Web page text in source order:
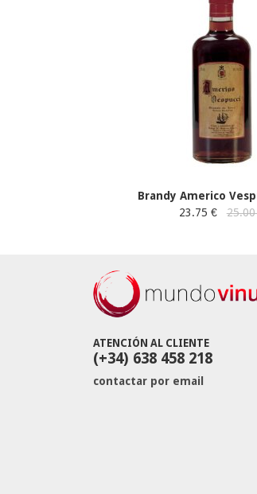
Brandy Americo
23.75 €
ATENCIÓN AL CLIENTE
(+34) 638 458 218
contactar por email